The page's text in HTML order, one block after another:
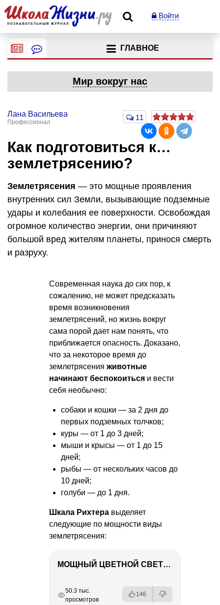
Войти
ГЛАВНОЕ
Мир вокруг нас
Лана Васильева
Профессионал
11
Как подготовиться к…
землетрясению?
Землетрясения — это мощные проявления
внутренних сил Земли, вызывающие подземные
удары и колебания ее поверхности. Освобождая
огромное количество энергии, они причиняют
большой вред жителям планеты, принося смерть
и разруху.
Современная наука до сих пор, к
сожалению, не может предсказать
время возникновения
землетрясений, но жизнь вокруг
сама порой дает нам понять, что
приближается опасность. Доказано,
что за некоторое время до
землетрясения животные
начинают беспокоиться и вести
себя необычно:
собаки и кошки — за 2 дня до
первых подземных толчков;
куры — от 1 до 3 дней;
мыши и крысы — от 1 до 15
дней;
рыбы — от нескольких часов до
10 дней;
голуби — до 1 дня.
Шкала Рихтера выделяет
следующие по мощности виды
землетрясения:
МОЩНЫЙ ЦВЕТНОЙ СВЕТ – NANLITE FC-500C
РЕКЛАМА
РЕКЛАМА
РЕКЛАМА
РЕКЛАМА
50.3 тыс.
просмотров
146